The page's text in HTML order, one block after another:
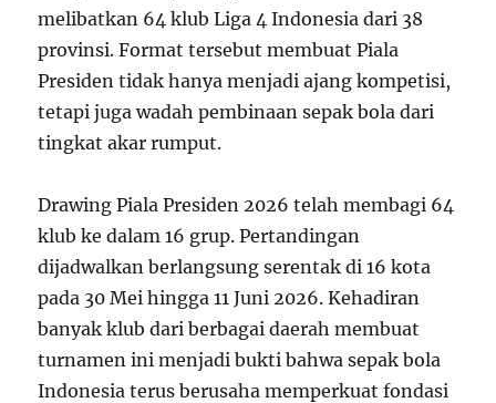
melibatkan 64 klub Liga 4 Indonesia dari 38
provinsi. Format tersebut membuat Piala
Presiden tidak hanya menjadi ajang kompetisi,
tetapi juga wadah pembinaan sepak bola dari
tingkat akar rumput.
Drawing Piala Presiden 2026 telah membagi 64
klub ke dalam 16 grup. Pertandingan
dijadwalkan berlangsung serentak di 16 kota
pada 30 Mei hingga 11 Juni 2026. Kehadiran
banyak klub dari berbagai daerah membuat
turnamen ini menjadi bukti bahwa sepak bola
Indonesia terus berusaha memperkuat fondasi